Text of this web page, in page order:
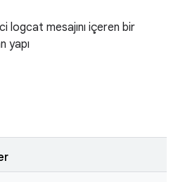
logcat mesajını içeren bir
yapı